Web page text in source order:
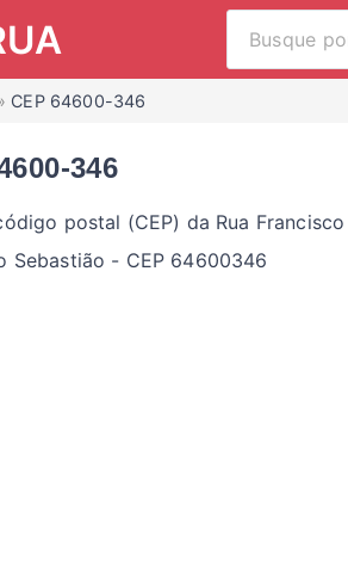
CEP 64600-346
346
postal (CEP) da Rua
Sebastião - CEP 64600346